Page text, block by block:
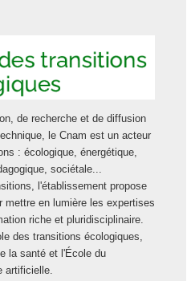
de recherche et de diffusion
le Cnam est un acteur
: écologique, énergétique,
sociétale...
l'établissement propose
mettre en lumière les expertises
riche et pluridisciplinaire.
des transitions écologiques,
la santé et l'École du
artificielle.